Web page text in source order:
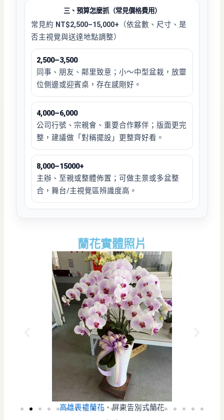
三、預算怎麼抓（常見價格費用）
常見約 NT$2,500–15,000+ （依盆數、尺寸、是
否主視覺與送達地點調整）
2,500–3,500
同事、朋友、鄰里致意；小～中型盆栽，放靈
位側邊或迎賓桌，存在感剛好。
4,000–6,000
公司行號、宗親會、重要合作夥伴；版面更完
整，建議做「對稱擺設」更整齊好看。
8,000–15000+
主辦、至親或整體佈置；可做主景或多盆整
合，舞台/主視覺區辨識度高。
蘭花實體照片
高雄喪禮蘭花、屏東告別式蘭花